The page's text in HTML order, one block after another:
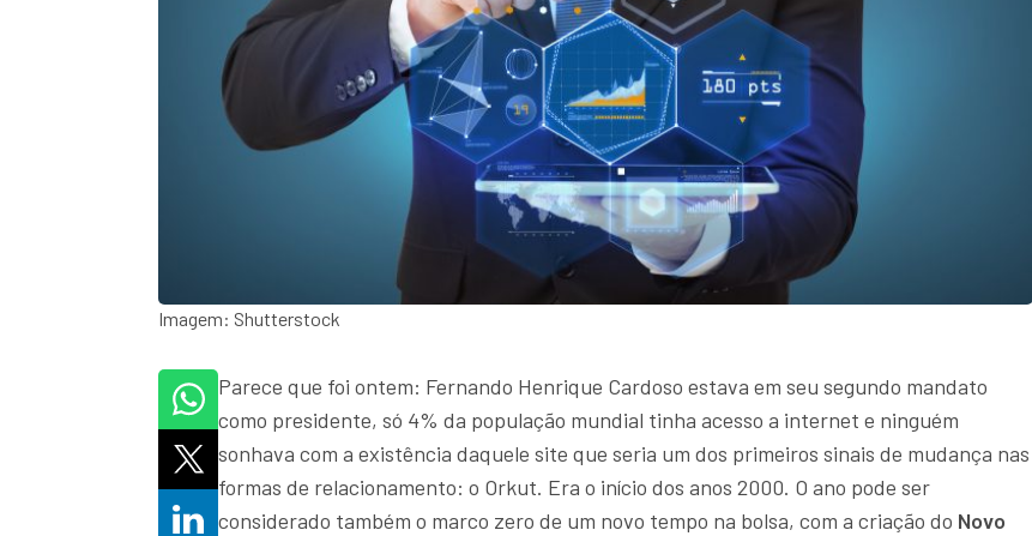
Imagem: Shutterstock
Parece que foi ontem: Fernando Henrique Cardoso estava em seu segundo mandato
como presidente, só 4% da população mundial tinha acesso a internet e ninguém
sonhava com a existência daquele site que seria um dos primeiros sinais de mudança nas
formas de relacionamento: o Orkut. Era o início dos anos 2000. O ano pode ser
considerado também o marco zero de um novo tempo na bolsa, com a criação do Novo